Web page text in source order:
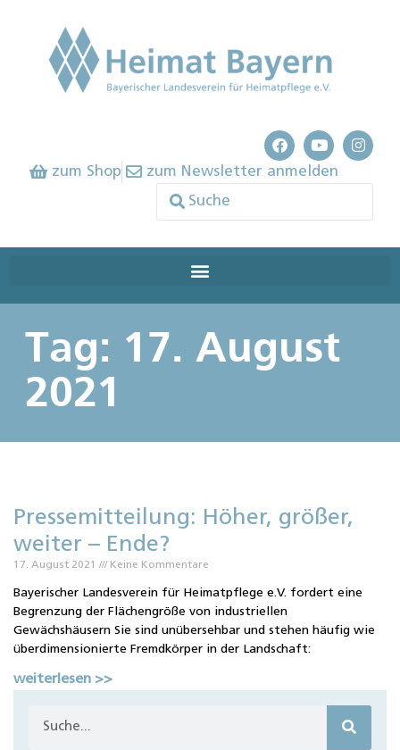
zum Shop zum Newsletter anmelden
Tag: 17. August
2021
Pressemitteilung: Höher, größer,
weiter – Ende?
17. August 2021 Keine Kommentare
Bayerischer Landesverein für Heimatpflege e.V. fordert eine
Begrenzung der Flächengröße von industriellen
Gewächshäusern Sie sind unübersehbar und stehen häufig wie
überdimensionierte Fremdkörper in der Landschaft:
weiterlesen >>